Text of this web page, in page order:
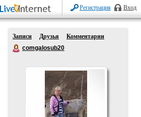
Регистрация Вход
Записи Друзья
Комментарии
comgalosub20